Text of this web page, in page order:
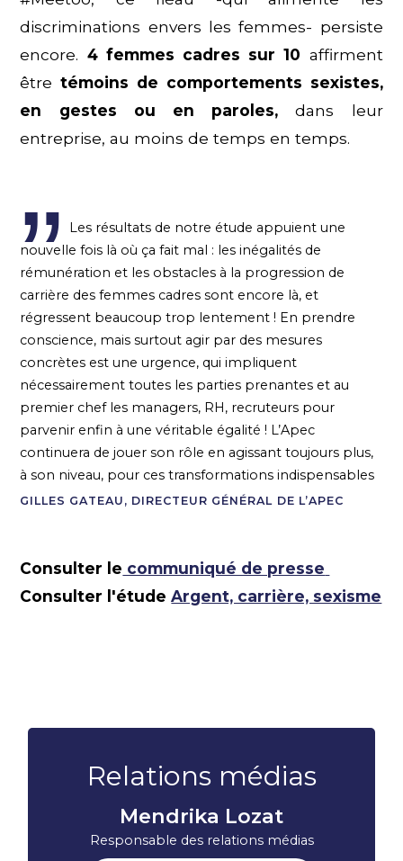
discriminations envers les femmes- persiste
encore. 4 femmes cadres sur 10 affirment
êtretémoins de comportements sexistes,
en gestes ou en paroles, dans leur
entreprise, au moins de temps en temps.
Les résultats de notre étude appuient une
nouvelle fois là où ça fait mal : les inégalités de
rémunération et les obstacles à la progression de
carrière des femmes cadres sont encore là, et
régressent beaucoup trop lentement ! En prendre
conscience, mais surtout agir par des mesures
concrètes est une urgence, qui impliquent
nécessairement toutes les parties prenantes et au
premier chef les managers, RH, recruteurs pour
parvenir enfin à une véritable égalité ! L’Apec
continuera de jouer son rôle en agissant toujours plus,
à son niveau, pour ces transformations indispensables
GILLES GATEAU, DIRECTEUR GÉNÉRAL DE L’APEC
Consulter le communiqué de presse
Consulter l'étudeArgent, carrière, sexisme
Relations médias
Mendrika Lozat
Responsable des relations médias